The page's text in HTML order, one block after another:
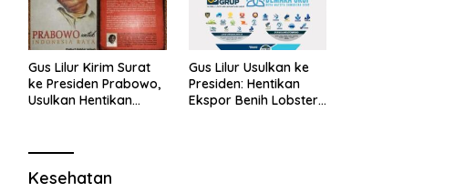
Gus Lilur Kirim Surat
ke Presiden Prabowo,
Usulkan Hentikan
Lobster 50 Gram
Gus Lilur Usulkan ke
Presiden: Hentikan
Ekspor Benih Lobster,
Kesehatan